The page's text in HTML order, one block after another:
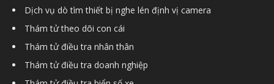
Dịch vụ dò tìm thiết bị nghe lén định vị camera
Thám tử theo dõi con cái
Thám tử điều tra nhân thân
Thám tử điều tra doanh nghiệp